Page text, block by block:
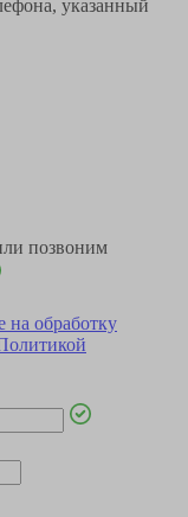
указанный
позвоним
на обработку